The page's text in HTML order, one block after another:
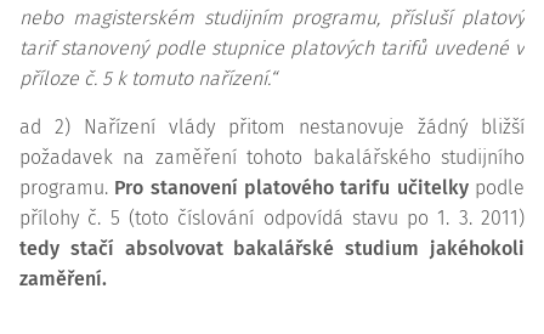
nebo magisterském studijním programu, přísluší platový
tarif stanovený podle stupnice platových tarifů uvedené v
příloze č. 5 k tomuto nařízení.“
ad 2) Nařízení vlády přitom nestanovuje žádný bližší
požadavek na zaměření tohoto bakalářského studijního
programu. Pro stanovení platového tarifu učitelkypodle
přílohy č. 5 (toto číslování odpovídá stavu po 1. 3. 2011)
tedy stačí absolvovat bakalářské studium jakéhokoli
zaměření.